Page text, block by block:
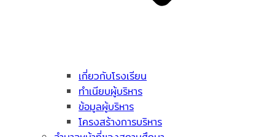
เกี่ยวกับโรงเรียน
ทำเนียบผู้บริหาร
ข้อมูลผู้บริหาร
โครงสร้างการบริหาร